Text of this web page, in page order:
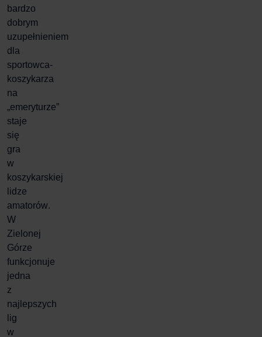
bardzo
dobrym
uzupełnieniem
dla
sportowca-
koszykarza
na
„emeryturze”
staje
się
gra
w
koszykarskiej
lidze
amatorów.
W
Zielonej
Górze
funkcjonuje
jedna
z
najlepszych
lig
w